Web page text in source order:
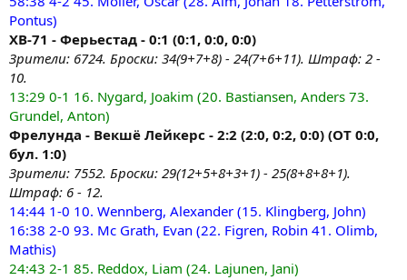
Pontus)
ХВ-71 - Ферьестад - 0:1 (0:1, 0:0, 0:0)
Зрители: 6724. Броски: 34(9+7+8) - 24(7+6+11). Штраф: 2 -
10.
13:29 0-1 16. Nygard, Joakim (20. Bastiansen, Anders 73.
Grundel, Anton)
Фрелунда - Векшё Лейкерс - 2:2 (2:0, 0:2, 0:0) (ОТ 0:0,
бул. 1:0)
Зрители: 7552. Броски: 29(12+5+8+3+1) - 25(8+8+8+1).
Штраф: 6 - 12.
14:44 1-0 10. Wennberg, Alexander (15. Klingberg, John)
16:38 2-0 93. Mc Grath, Evan (22. Figren, Robin 41. Olimb,
Mathis)
24:43 2-1 85. Reddox, Liam (24. Lajunen, Jani)